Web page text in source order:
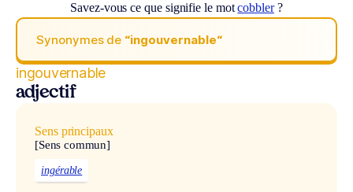
Savez-vous ce que signifie le motcobbler?
Synonymes de “ingouvernable“
ingouvernable
adjectif
Sens principaux
[Sens commun]
ingérable